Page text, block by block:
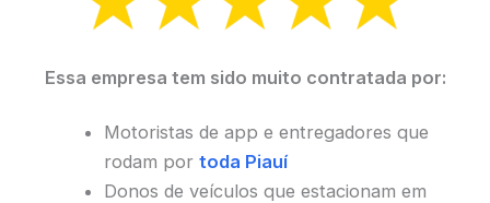
Essa empresa tem sido muito contratada por:
Motoristas de app e entregadores que
rodam por toda Piauí
Donos de veículos que estacionam em